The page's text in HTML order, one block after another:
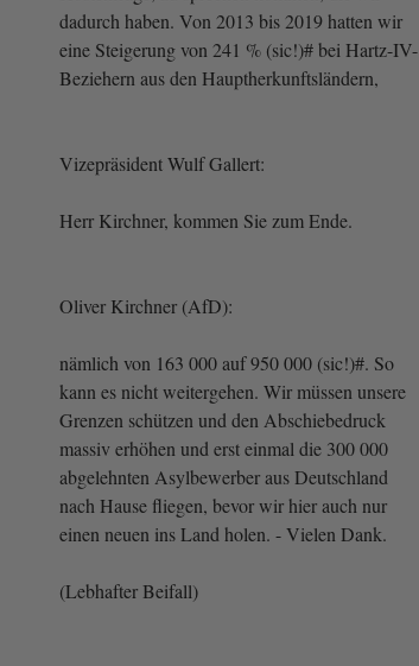
dadurch haben. Von 2013 bis 2019 hatten wir
eine Steigerung von 241 % (sic!)# bei Hartz-IV-
Beziehern aus den Hauptherkunftsländern,
Vizepräsident Wulf Gallert:
Herr Kirchner, kommen Sie zum Ende.
Oliver Kirchner (AfD):
nämlich von 163 000 auf 950 000 (sic!)#. So
kann es nicht weitergehen. Wir müssen unsere
Grenzen schützen und den Abschiebedruck
massiv erhöhen und erst einmal die 300 000
abgelehnten Asylbewerber aus Deutschland
nach Hause fliegen, bevor wir hier auch nur
einen neuen ins Land holen. - Vielen Dank.
(Lebhafter Beifall)